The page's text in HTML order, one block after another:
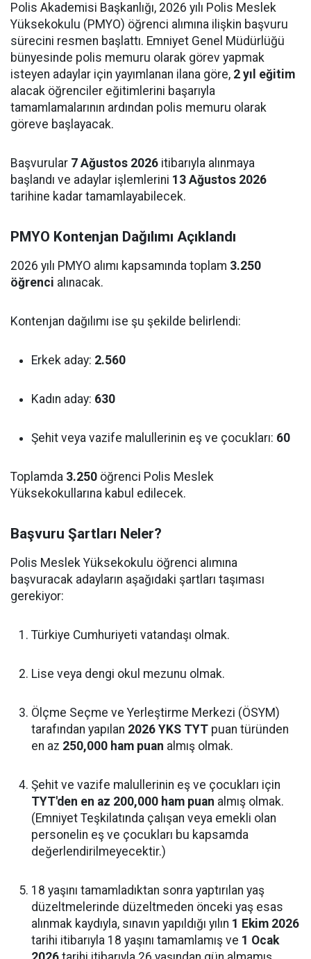
Polis Akademisi Başkanlığı, 2026 yılı Polis Meslek
Yüksekokulu (PMYO) öğrenci alımına ilişkin başvuru
sürecini resmen başlattı. Emniyet Genel Müdürlüğü
bünyesinde polis memuru olarak görev yapmak
isteyen adaylar için yayımlanan ilana göre, 2 yıl eğitim
alacak öğrenciler eğitimlerini başarıyla
tamamlamalarının ardından polis memuru olarak
göreve başlayacak.
Başvurular 7 Ağustos 2026 itibarıyla alınmaya
başlandı ve adaylar işlemlerini 13 Ağustos 2026
tarihine kadar tamamlayabilecek.
PMYO Kontenjan Dağılımı Açıklandı
2026 yılı PMYO alımı kapsamında toplam 3.250
öğrenci alınacak.
Kontenjan dağılımı ise şu şekilde belirlendi:
Erkek aday: 2.560
Kadın aday: 630
Şehit veya vazife malullerinin eş ve çocukları: 60
Toplamda 3.250 öğrenci Polis Meslek
Yüksekokullarına kabul edilecek.
Başvuru Şartları Neler?
Polis Meslek Yüksekokulu öğrenci alımına
başvuracak adayların aşağıdaki şartları taşıması
gerekiyor:
Türkiye Cumhuriyeti vatandaşı olmak.
Lise veya dengi okul mezunu olmak.
Ölçme Seçme ve Yerleştirme Merkezi (ÖSYM)
tarafından yapılan 2026 YKS TYT puan türünden
en az 250,000 ham puan almış olmak.
Şehit ve vazife malullerinin eş ve çocukları için
TYT'den en az 200,000 ham puan almış olmak.
(Emniyet Teşkilatında çalışan veya emekli olan
personelin eş ve çocukları bu kapsamda
değerlendirilmeyecektir.)
18 yaşını tamamladıktan sonra yaptırılan yaş
düzeltmelerinde düzeltmeden önceki yaş esas
alınmak kaydıyla, sınavın yapıldığı yılın 1 Ekim 2026
tarihi itibarıyla 18 yaşını tamamlamış ve 1 Ocak